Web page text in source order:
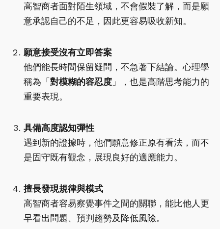
高智商者面對陌生領域，不會假裝了解，而是願
意承認自己的不足，因此更容易吸收新知。
願意接受沒有立即答案
他們能長時間保留疑問，不急著下結論。心理學
稱為「對模糊的容忍度 」，也是高階思考能力的
重要表現。
具備高度認知彈性
遇到新的證據時，他們願意修正原有看法，而不
是固守既有觀念，展現良好的適應能力。
擅長發現規律與模式
高智商者容易察覺事件之間的關聯，能比他人更
早看出問題、預判趨勢及降低風險。